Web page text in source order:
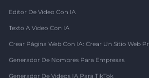
Editor De Video Con IA
Texto A Video Con IA
Crear Página Web Con IA: Crear Un Sitio Web
Generador De Nombres Para Empresas
Generador De Videos IA Para TikTok